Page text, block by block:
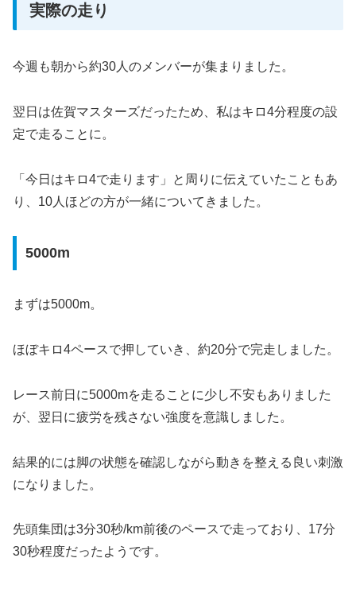
実際の走り
今週も朝から約30人のメンバーが集まりました。
翌日は佐賀マスターズだったため、私はキロ4分程度の設
定で走ることに。
「今日はキロ4で走ります」と周りに伝えていたこともあ
り、10人ほどの方が一緒についてきました。
5000m
まずは5000m。
ほぼキロ4ペースで押していき、約20分で完走しました。
レース前日に5000mを走ることに少し不安もありました
が、翌日に疲労を残さない強度を意識しました。
結果的には脚の状態を確認しながら動きを整える良い刺激
になりました。
先頭集団は3分30秒/km前後のペースで走っており、17分
30秒程度だったようです。